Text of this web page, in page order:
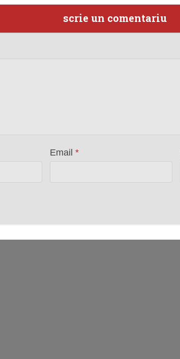
scrie un comentariu
Email *